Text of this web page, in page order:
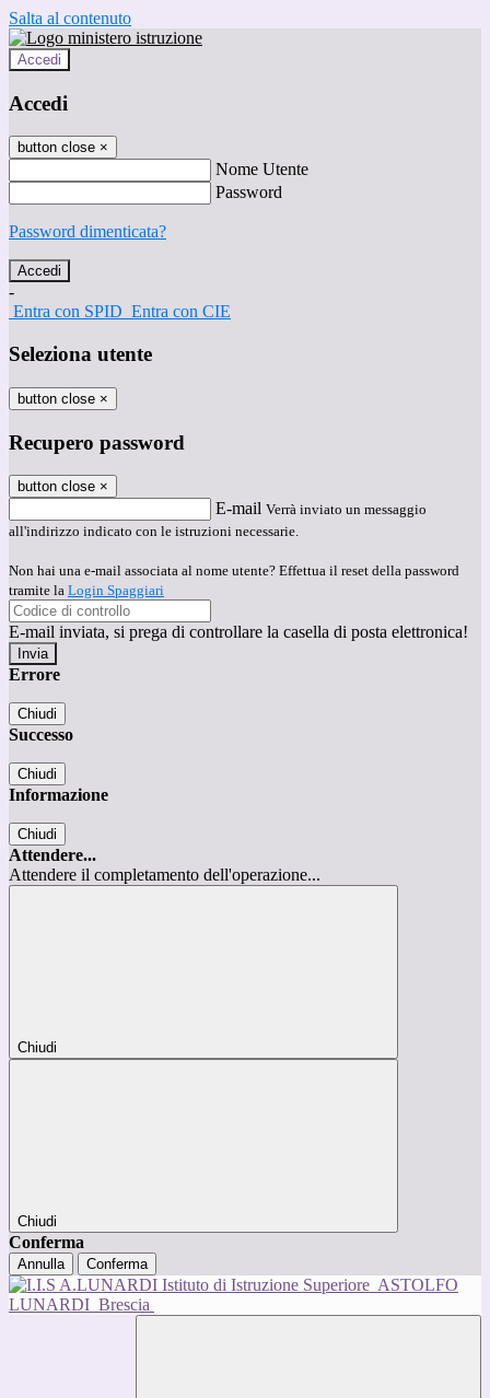
Salta al contenuto
Accedi
Accedi
button close ×
Nome Utente
Password
Password dimenticata?
-
Entra con SPID Entra con CIE
Seleziona utente
button close ×
Recupero password
button close ×
E-mail Verrà inviato un messaggio
all'indirizzo indicato con le istruzioni necessarie.
Non hai una e-mail associata al nome utente? Effettua il reset della password
tramite la Login Spaggiari
E-mail inviata, si prega di controllare la casella di posta elettronica!
Errore
Chiudi
Successo
Chiudi
Informazione
Chiudi
Attendere...
Attendere il completamento dell'operazione...
Chiudi
Chiudi
Conferma
Annulla Conferma
Istituto di Istruzione Superiore ASTOLFO
LUNARDI Brescia